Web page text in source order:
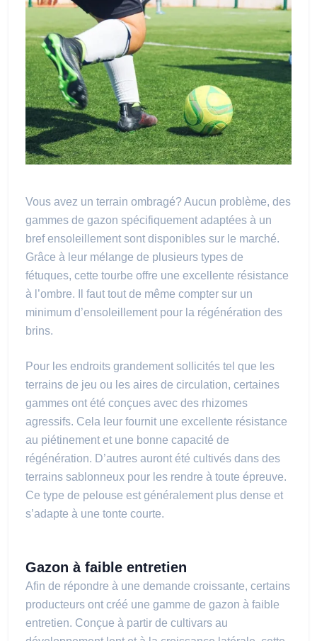
Vous avez un terrain ombragé? Aucun problème, des
gammes de gazon spécifiquement adaptées à un
bref ensoleillement sont disponibles sur le marché.
Grâce à leur mélange de plusieurs types de
fétuques, cette tourbe offre une excellente résistance
à l’ombre. Il faut tout de même compter sur un
minimum d’ensoleillement pour la régénération des
brins.
Pour les endroits grandement sollicités tel que les
terrains de jeu ou les aires de circulation, certaines
gammes ont été conçues avec des rhizomes
agressifs. Cela leur fournit une excellente résistance
au piétinement et une bonne capacité de
régénération. D’autres auront été cultivés dans des
terrains sablonneux pour les rendre à toute épreuve.
Ce type de pelouse est généralement plus dense et
s’adapte à une tonte courte.
Gazon à faible entretien
Afin de répondre à une demande croissante, certains
producteurs ont créé une gamme de gazon à faible
entretien. Conçue à partir de cultivars au